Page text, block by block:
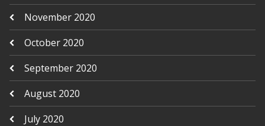
November 2020
October 2020
September 2020
August 2020
July 2020